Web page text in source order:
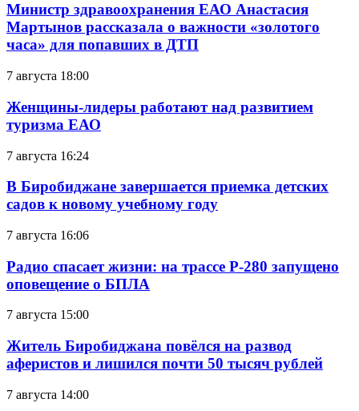
Министр здравоохранения ЕАО Анастасия
Мартынов рассказала о важности «золотого
часа» для попавших в ДТП
7 августа 18:00
Женщины-лидеры работают над развитием
туризма ЕАО
7 августа 16:24
В Биробиджане завершается приемка детских
садов к новому учебному году
7 августа 16:06
Радио спасает жизни: на трассе Р-280 запущено
оповещение о БПЛА
7 августа 15:00
Житель Биробиджана повёлся на развод
аферистов и лишился почти 50 тысяч рублей
7 августа 14:00